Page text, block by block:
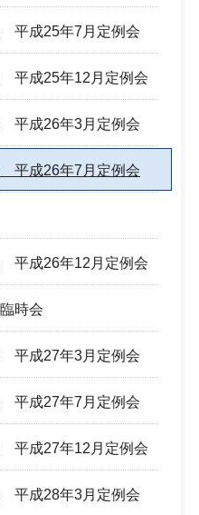
平成25年7月定例会
平成25年12月定例会
平成26年3月定例会
平成26年7月定例会
平成26年12月定例会
時会
平成27年3月定例会
平成27年7月定例会
平成27年12月定例会
平成28年3月定例会